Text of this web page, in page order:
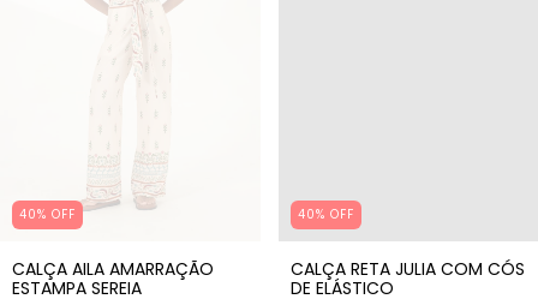
40% OFF
CALÇA AILA AMARRAÇÃO
ESTAMPA SEREIA
40% OFF
CALÇA RETA JULIA COM CÓS
DE ELÁSTICO